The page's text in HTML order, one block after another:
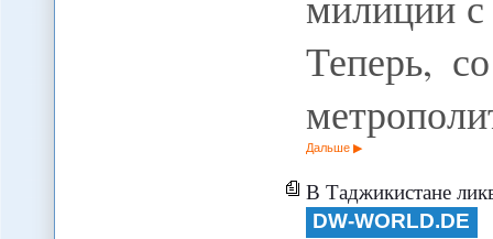
Теперь,
Дальше
В Таджикистане
DW-WORLD.DE